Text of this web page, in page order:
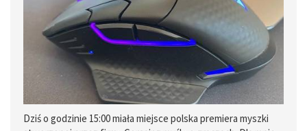
Dziś o godzinie 15:00 miała miejsce polska premiera myszki